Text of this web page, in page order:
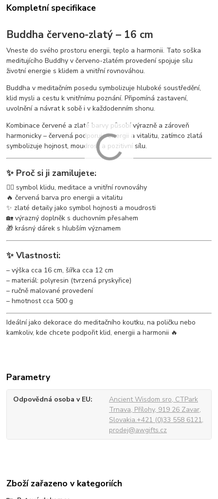
Kompletní specifikace
Buddha červeno-zlatý – 16 cm
Vneste do svého prostoru energii, teplo a harmonii. Tato soška
meditujícího Buddhy v červeno-zlatém provedení spojuje sílu
životní energie s klidem a vnitřní rovnováhou.
Buddha v meditačním posedu symbolizuje hluboké soustředění,
klid mysli a cestu k vnitřnímu poznání. Připomíná zastavení,
uvolnění a návrat k sobě i v každodenním shonu.
Kombinace červené a zlaté barvy působí výrazně a zároveň
harmonicky – červená podporuje energii a vitalitu, zatímco zlatá
symbolizuje hojnost, moudrost a pozitivní sílu.
✨ Proč si ji zamilujete:
🧘‍♂️ symbol klidu, meditace a vnitřní rovnováhy
🔥 červená barva pro energii a vitalitu
✨ zlaté detaily jako symbol hojnosti a moudrosti
🏡 výrazný doplněk s duchovním přesahem
🎁 krásný dárek s hlubším významem
✨ Vlastnosti:
– výška cca 16 cm, šířka cca 12 cm
– materiál: polyresin (tvrzená pryskyřice)
– ručně malované provedení
– hmotnost cca 500 g
Ideální jako dekorace do meditačního koutku, na poličku nebo
kamkoliv, kde chcete podpořit klid, energii a harmonii 🔥
Parametry
Odpovědná osoba v EU
Ancient Wisdom sro, CTPark
Trnava, Přílohy, 919 26 Zavar,
Slovakia.+421 (0)33 558 6121,
prodej@awgifts.cz
Zboží zařazeno v kategoriích